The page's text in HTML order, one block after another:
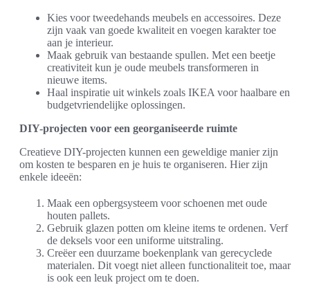
Kies voor tweedehands meubels en accessoires. Deze
zijn vaak van goede kwaliteit en voegen karakter toe
aan je interieur.
Maak gebruik van bestaande spullen. Met een beetje
creativiteit kun je oude meubels transformeren in
nieuwe items.
Haal inspiratie uit winkels zoals IKEA voor haalbare en
budgetvriendelijke oplossingen.
DIY-projecten voor een georganiseerde ruimte
Creatieve DIY-projecten kunnen een geweldige manier zijn
om kosten te besparen en je huis te organiseren. Hier zijn
enkele ideeën:
Maak een opbergsysteem voor schoenen met oude
houten pallets.
Gebruik glazen potten om kleine items te ordenen. Verf
de deksels voor een uniforme uitstraling.
Creëer een duurzame boekenplank van gerecyclede
materialen. Dit voegt niet alleen functionaliteit toe, maar
is ook een leuk project om te doen.